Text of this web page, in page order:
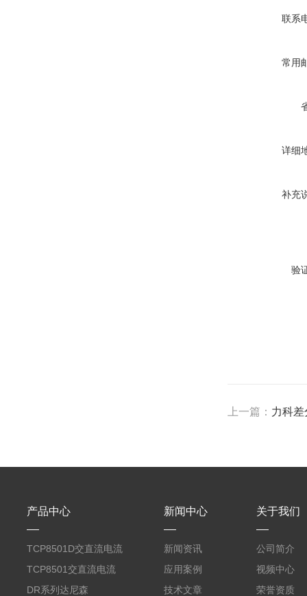
联系
常用
详细
补充
验
上一篇： 力科
产品中心
TCP8501D交直流电流
探头500A
TCP8501交直流电流
探头500A
DR系列达尼森
新闻中心
新闻资讯
应用案例
技术文章
关于我们
公司简介
视频中心
荣誉资质